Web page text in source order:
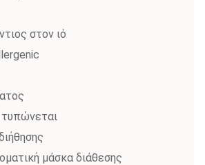
στον ιό
μάσκα διάθεσης